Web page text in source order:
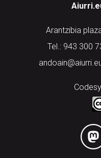
Arantzibia
Tel.: 943 300